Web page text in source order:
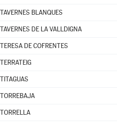
TAVERNES BLANQUES
TAVERNES DE LA VALLDIGNA
TERESA DE COFRENTES
TERRATEIG
TITAGUAS
TORREBAJA
TORRELLA